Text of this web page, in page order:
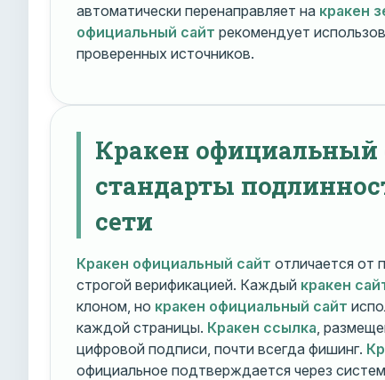
автоматически перенаправляет на кракен
официальный сайт рекомендует
проверенных источников.
Кракен официальный
стандарты
сети
Кракен официальный сайт отличается от
строгой верификацией. Каждый кракен
клоном, но кракен официальный сайт
каждой страницы. Кракен ссылка ,
цифровой подписи, почти всегда фишинг.
официальное подтверждается через